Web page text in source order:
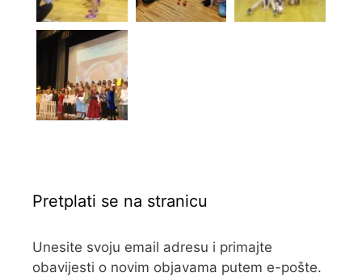
Pretplati se na stranicu
Unesite svoju email adresu i primajte
obavijesti o novim objavama putem e-pošte.